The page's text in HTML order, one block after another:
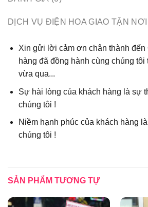
DỊCH VỤ ĐIỆN HOA GIAO TẬN NƠI
Xin gửi lời cảm ơn chân thành đến
hàng đã đồng hành cùng chúng
vừa qua...
Sự hài lòng của khách hàng là sự
chúng tôi !
Niềm hạnh phúc của khách hàng
chúng tôi !
SẢN PHẨM TƯƠNG TỰ